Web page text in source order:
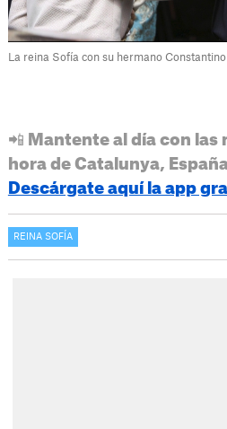
La reina Sofía con su hermano Constantino
📲 Mantente al día con
hora de Catalunya,
Descárgate aquí la app
REINA SOFÍA